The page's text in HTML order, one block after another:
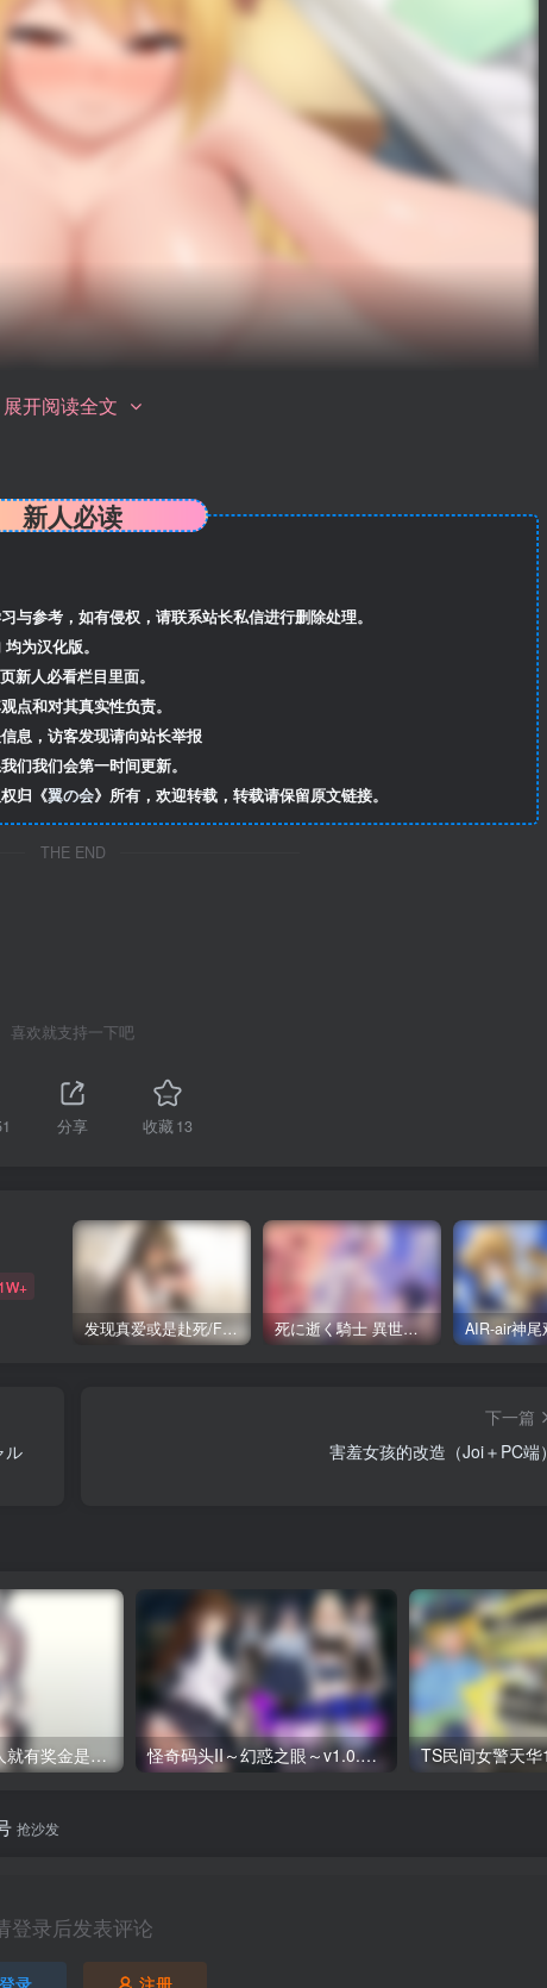
展开阅读全文
新人必读
与参考，如有侵权，请联系站长私信进行删除处理。
为汉化版。
新人必看栏目里面。
点和对其真实性负责。
息，访客发现请向站长举报
们我们会第一时间更新。
归《翼の会》所有，欢迎转载，转载请保留原文链接。
THE END
喜欢就支持一下吧
分享 收藏13
发现真爱或是赴死/Find Love or Die Trying（PC端） 死に逝く騎士 異世界に響く断末魔 /死馆2（安卓直装＋KRKR＋PC端）
ル
下一篇
害羞女孩的改造（Joi＋PC端）
听说只要赢了客人就有奖金是真的吗（安卓直装＋PC端） 怪奇码头II～幻惑之眼～v1.0.1/ドックロ怪奇II～幻惑の眼～v1.0.1（PC端）
抢沙发
登录后发表评论